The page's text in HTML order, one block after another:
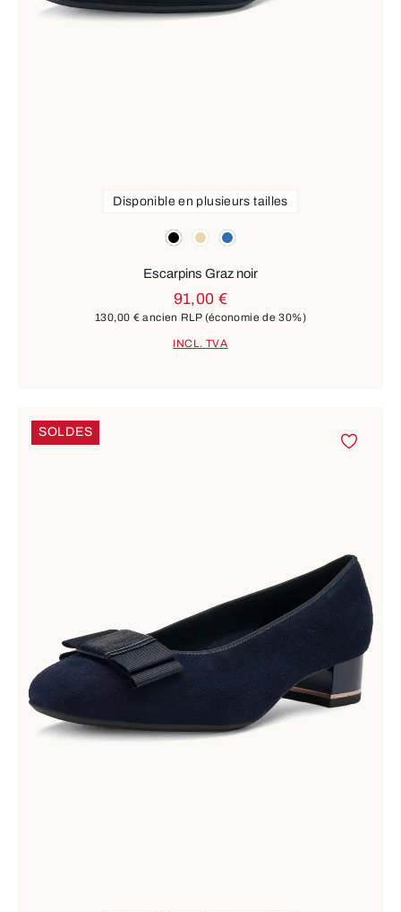
noir beigebleu
Disponible en plusieurs tailles
Escarpins Graz noir
91,00 €
130,00 € ancien RLP (économie de 30%)
INCL. TVA
SOLDES